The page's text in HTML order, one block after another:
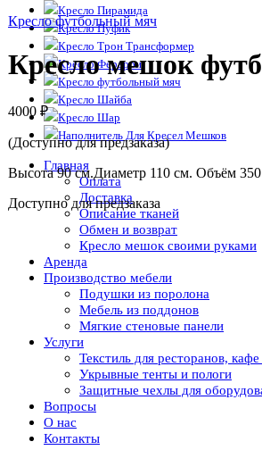
Кресло Пирамида
Кресло Пуфик
Кресло Трон Трансформер
Кресло Ферарри
Кресло футбольный мяч
Кресло Шайба
Кресло Шар
Наполнитель Для Кресел Мешков
Главная
Оплата
Доставка
Описание тканей
Обмен и возврат
Кресло мешок своими руками
Аренда
Производство мебели
Подушки из поролона
Мебель из поддонов
Мягкие стеновые панели
Услуги
Текстиль для ресторанов,
Укрывные тенты и пологи
Защитные чехлы для
Вопросы
О нас
Контакты
Кресло футбольный мяч
Кресло мешок
4000 ₽
(Доступно для предзаказа)
Высота 90 см.Диаметр 110 см. Объём
Доступно для предзаказа